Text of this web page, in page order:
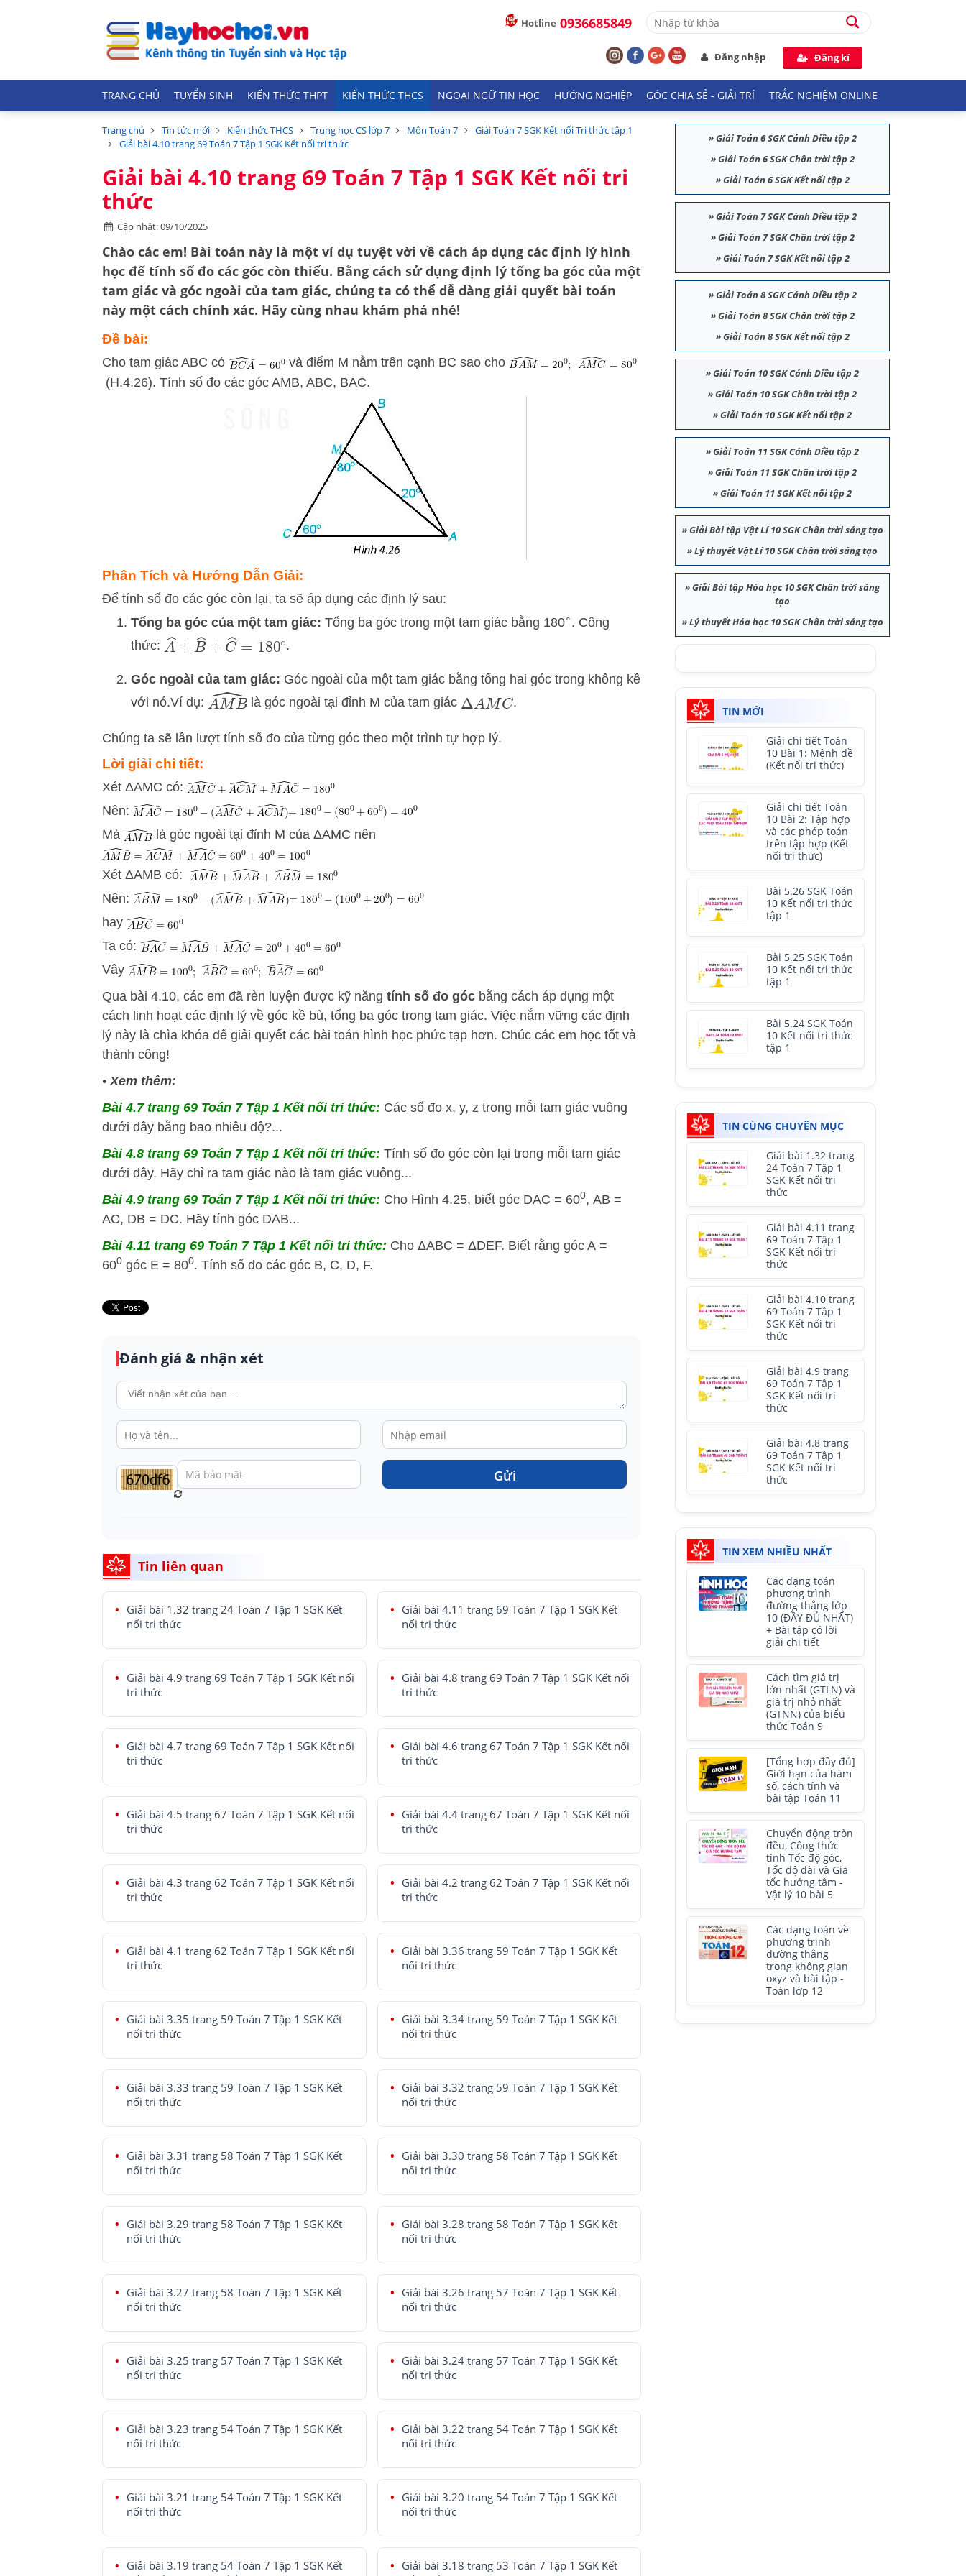
Hotline 0936685849
Đăng nhập Đăng kí
TRANG CHỦ TUYỂN SINH KIẾN THỨC THPT KIẾN THỨC THCS NGOẠI NGỮ TIN HỌC HƯỚNG NGHIỆP GÓC CHIA SẺ - GIẢI TRÍ TRẮC NGHIỆM ONLINE
Trang chủ Tin tức mới Kiến thức THCS Trung học CS lớp 7 Môn Toán 7
Giải Toán 7 SGK Kết nối Tri thức tập 1
Giải bài 4.10 trang 69 Toán 7 Tập 1 SGK Kết nối tri thức
Giải bài 4.10 trang 69 Toán 7 Tập 1 SGK Kết nối tri
thức
Cập nhật: 09/10/2025
Chào các em! Bài toán này là một ví dụ tuyệt vời về cách áp dụng các định lý hình
học để tính số đo các góc còn thiếu. Bằng cách sử dụng định lý tổng ba góc của một
tam giác và góc ngoài của tam giác, chúng ta có thể dễ dàng giải quyết bài toán
này một cách chính xác. Hãy cùng nhau khám phá nhé!
Đề bài:
Cho tam giác ABC có
và điểm M nằm trên cạnh BC sao cho
(H.4.26). Tính số đo các góc AMB, ABC, BAC.
Phân Tích và Hướng Dẫn Giải:
Để tính số đo các góc còn lại, ta sẽ áp dụng các định lý sau:
Tổng ba góc của một tam giác: Tổng ba góc trong một tam giác bằng 180∘ . Công
thức: A^+ B^ +C^ =180∘ .
Góc ngoài của tam giác: Góc ngoài của một tam giác bằng tổng hai góc trong không kề
với nó.Ví dụ: AMB^ là góc ngoài tại đỉnh M của tam giác ΔAMC .
Chúng ta sẽ lần lượt tính số đo của từng góc theo một trình tự hợp lý.
Lời giải chi tiết:
Xét ΔAMC có:
Nên:
Mà
là góc ngoài tại đỉnh M của ΔAMC nên
Xét ΔAMB có:
Nên:
hay
Ta có:
Vây
Qua bài 4.10, các em đã rèn luyện được kỹ năng tính số đo góc bằng cách áp dụng một
cách linh hoạt các định lý về góc kề bù, tổng ba góc trong tam giác. Việc nắm vững các định
lý này là chìa khóa để giải quyết các bài toán hình học phức tạp hơn. Chúc các em học tốt và
thành công!
•Xem thêm:
Bài 4.7 trang 69 Toán 7 Tập 1 Kết nối tri thức: Các số đo x, y, z trong mỗi tam giác vuông
dưới đây bằng bao nhiêu độ?...
Bài 4.8 trang 69 Toán 7 Tập 1 Kết nối tri thức: Tính số đo góc còn lại trong mỗi tam giác
dưới đây. Hãy chỉ ra tam giác nào là tam giác vuông...
Bài 4.9 trang 69 Toán 7 Tập 1 Kết nối tri thức: Cho Hình 4.25, biết góc DAC = 600, AB =
AC, DB = DC. Hãy tính góc DAB...
Bài 4.11 trang 69 Toán 7 Tập 1 Kết nối tri thức: Cho ΔABC = ΔDEF. Biết rằng góc A =
600 góc E = 800. Tính số đo các góc B, C, D, F.
Đánh giá & nhận xét
Gửi
Tin liên quan
Giải bài 1.32 trang 24 Toán 7 Tập 1 SGK Kết
nối tri thức
Giải bài 4.11 trang 69 Toán 7 Tập 1 SGK Kết
nối tri thức
Giải bài 4.9 trang 69 Toán 7 Tập 1 SGK Kết nối
tri thức
Giải bài 4.8 trang 69 Toán 7 Tập 1 SGK Kết nối
tri thức
Giải bài 4.7 trang 69 Toán 7 Tập 1 SGK Kết nối
tri thức
Giải bài 4.6 trang 67 Toán 7 Tập 1 SGK Kết nối
tri thức
Giải bài 4.5 trang 67 Toán 7 Tập 1 SGK Kết nối
tri thức
Giải bài 4.4 trang 67 Toán 7 Tập 1 SGK Kết nối
tri thức
Giải bài 4.3 trang 62 Toán 7 Tập 1 SGK Kết nối
tri thức
Giải bài 4.2 trang 62 Toán 7 Tập 1 SGK Kết nối
tri thức
Giải bài 4.1 trang 62 Toán 7 Tập 1 SGK Kết nối
tri thức
Giải bài 3.36 trang 59 Toán 7 Tập 1 SGK Kết
nối tri thức
Giải bài 3.35 trang 59 Toán 7 Tập 1 SGK Kết
nối tri thức
Giải bài 3.34 trang 59 Toán 7 Tập 1 SGK Kết
nối tri thức
Giải bài 3.33 trang 59 Toán 7 Tập 1 SGK Kết
nối tri thức
Giải bài 3.32 trang 59 Toán 7 Tập 1 SGK Kết
nối tri thức
Giải bài 3.31 trang 58 Toán 7 Tập 1 SGK Kết
nối tri thức
Giải bài 3.30 trang 58 Toán 7 Tập 1 SGK Kết
nối tri thức
Giải bài 3.29 trang 58 Toán 7 Tập 1 SGK Kết
nối tri thức
Giải bài 3.28 trang 58 Toán 7 Tập 1 SGK Kết
nối tri thức
Giải bài 3.27 trang 58 Toán 7 Tập 1 SGK Kết
nối tri thức
Giải bài 3.26 trang 57 Toán 7 Tập 1 SGK Kết
nối tri thức
Giải bài 3.25 trang 57 Toán 7 Tập 1 SGK Kết
nối tri thức
Giải bài 3.24 trang 57 Toán 7 Tập 1 SGK Kết
nối tri thức
Giải bài 3.23 trang 54 Toán 7 Tập 1 SGK Kết
nối tri thức
Giải bài 3.22 trang 54 Toán 7 Tập 1 SGK Kết
nối tri thức
Giải bài 3.21 trang 54 Toán 7 Tập 1 SGK Kết
nối tri thức
Giải bài 3.20 trang 54 Toán 7 Tập 1 SGK Kết
nối tri thức
Giải bài 3.19 trang 54 Toán 7 Tập 1 SGK Kết
Giải bài 3.18 trang 53 Toán 7 Tập 1 SGK Kết
»Giải Toán 6 SGK Cánh Diều tập 2
»Giải Toán 6 SGK Chân trời tập 2
»Giải Toán 6 SGK Kết nối tập 2
»Giải Toán 7 SGK Cánh Diều tập 2
»Giải Toán 7 SGK Chân trời tập 2
»Giải Toán 7 SGK Kết nối tập 2
»Giải Toán 8 SGK Cánh Diều tập 2
»Giải Toán 8 SGK Chân trời tập 2
»Giải Toán 8 SGK Kết nối tập 2
»Giải Toán 10 SGK Cánh Diều tập 2
»Giải Toán 10 SGK Chân trời tập 2
»Giải Toán 10 SGK Kết nối tập 2
»Giải Toán 11 SGK Cánh Diều tập 2
»Giải Toán 11 SGK Chân trời tập 2
»Giải Toán 11 SGK Kết nối tập 2
»Giải Bài tập Vật Lí 10 SGK Chân trời sáng tạo
»Lý thuyết Vật Lí 10 SGK Chân trời sáng tạo
»Giải Bài tập Hóa học 10 SGK Chân trời sáng
tạo
»Lý thuyết Hóa học 10 SGK Chân trời sáng tạo
TIN MỚI
Giải chi tiết Toán
10 Bài 1: Mệnh đề
(Kết nối tri thức)
Giải chi tiết Toán
10 Bài 2: Tập hợp
và các phép toán
trên tập hợp (Kết
nối tri thức)
Bài 5.26 SGK Toán
10 Kết nối tri thức
tập 1
Bài 5.25 SGK Toán
10 Kết nối tri thức
tập 1
Bài 5.24 SGK Toán
10 Kết nối tri thức
tập 1
TIN CÙNG CHUYÊN MỤC
Giải bài 1.32 trang
24 Toán 7 Tập 1
SGK Kết nối tri
thức
Giải bài 4.11 trang
69 Toán 7 Tập 1
SGK Kết nối tri
thức
Giải bài 4.10 trang
69 Toán 7 Tập 1
SGK Kết nối tri
thức
Giải bài 4.9 trang
69 Toán 7 Tập 1
SGK Kết nối tri
thức
Giải bài 4.8 trang
69 Toán 7 Tập 1
SGK Kết nối tri
thức
TIN XEM NHIỀU NHẤT
Các dạng toán
phương trình
đường thẳng lớp
10 (ĐẦY ĐỦ NHẤT)
+ Bài tập có lời
giải chi tiết
Cách tìm giá trị
lớn nhất (GTLN) và
giá trị nhỏ nhất
(GTNN) của biểu
thức Toán 9
[Tổng hợp đầy đủ]
Giới hạn của hàm
số, cách tính và
bài tập Toán 11
Chuyển động tròn
đều, Công thức
tính Tốc độ góc,
Tốc độ dài và Gia
tốc hướng tâm -
Vật lý 10 bài 5
Các dạng toán về
phương trình
đường thẳng
trong không gian
oxyz và bài tập -
Toán lớp 12